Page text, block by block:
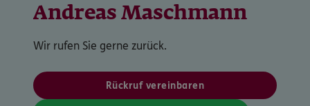
Andreas Maschmann
Wir rufen Sie gerne zurück.
Rückruf vereinbaren